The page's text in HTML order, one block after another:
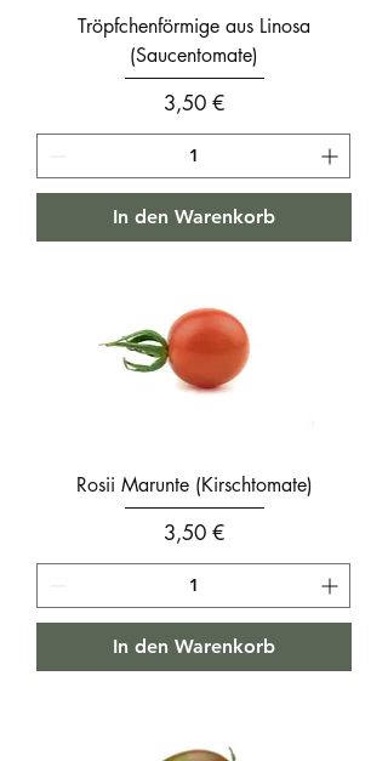
Tröpfchenförmige aus Linosa
(Saucentomate)
Preis
3,50 €
In den Warenkorb
Rosii Marunte (Kirschtomate)
Preis
3,50 €
In den Warenkorb